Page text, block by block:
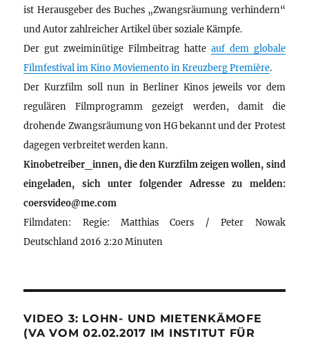
ist Herausgeber des Buches „Zwangsräumung verhindern“
und Autor zahlreicher Artikel über soziale Kämpfe.
Der gut zweiminütige Filmbeitrag hatte auf dem globale
Filmfestival im Kino Moviemento in Kreuzberg Première.
Der Kurzfilm soll nun in Berliner Kinos jeweils vor dem
regulären Filmprogramm gezeigt werden, damit die
drohende Zwangsräumung von HG bekannt und der Protest
dagegen verbreitet werden kann.
Kinobetreiber_innen, die den Kurzfilm zeigen wollen, sind
eingeladen, sich unter folgender Adresse zu melden:
coersvideo@me.com
Filmdaten: Regie: Matthias Coers / Peter Nowak
Deutschland 2016 2:20 Minuten
VIDEO 3: LOHN- UND MIETENKÄMOFE
(VA VOM 02.02.2017 IM INSTITUT FÜR